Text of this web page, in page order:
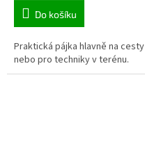
Do košíku
Praktická pájka hlavně na cesty
nebo pro techniky v terénu.